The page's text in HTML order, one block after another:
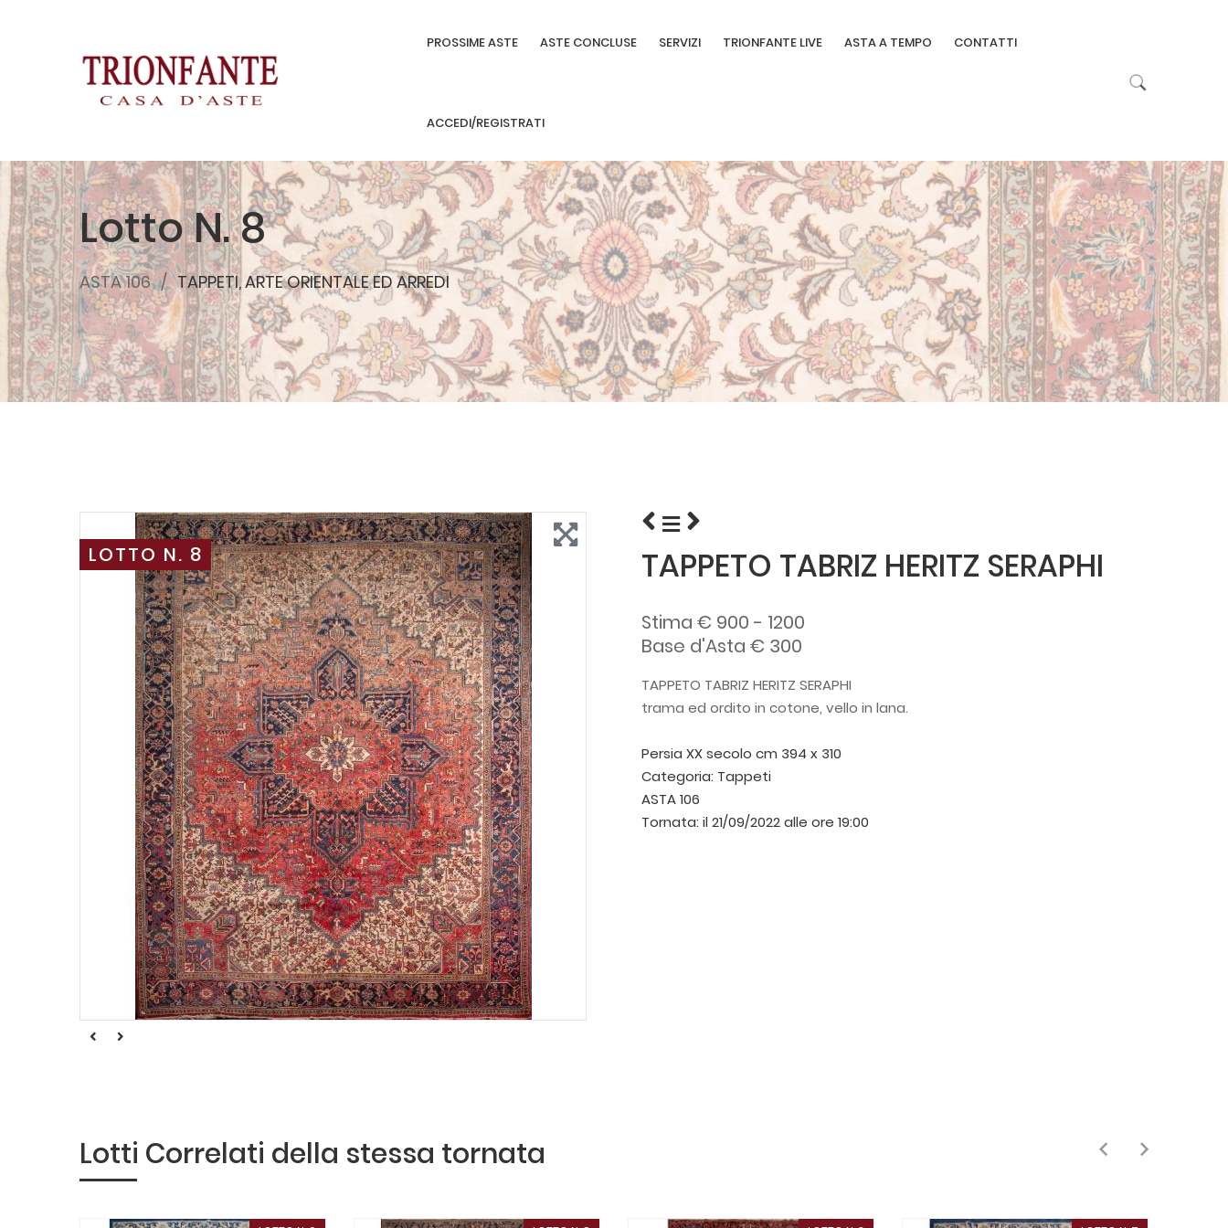
PROSSIME ASTE ASTE CONCLUSE SERVIZI TRIONFANTE LIVE ASTA A TEMPO CONTATTI
ACCEDI/REGISTRATI
Lotto N. 8
ASTA 106 TAPPETI, ARTE ORIENTALE ED ARREDI
LOTTO N. 8 TAPPETO TABRIZ HERITZ SERAPHI
Stima € 900 - 1200
Base d'Asta € 300
TAPPETO TABRIZ HERITZ SERAPHI
trama ed ordito in cotone, vello in lana.
Persia XX secolo cm 394 x 310
Categoria: Tappeti
ASTA 106
Tornata: il 21/09/2022 alle ore 19:00
Lotti Correlati della stessa tornata